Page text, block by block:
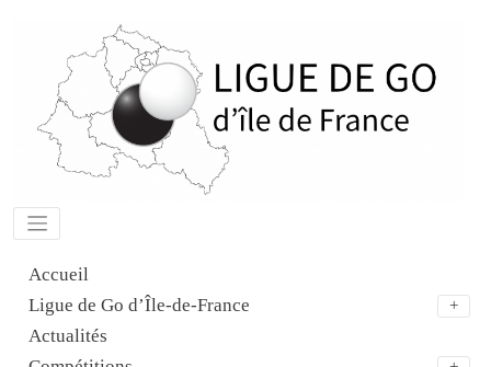
Accueil
Ligue de Go d’Île-de-France
Actualités